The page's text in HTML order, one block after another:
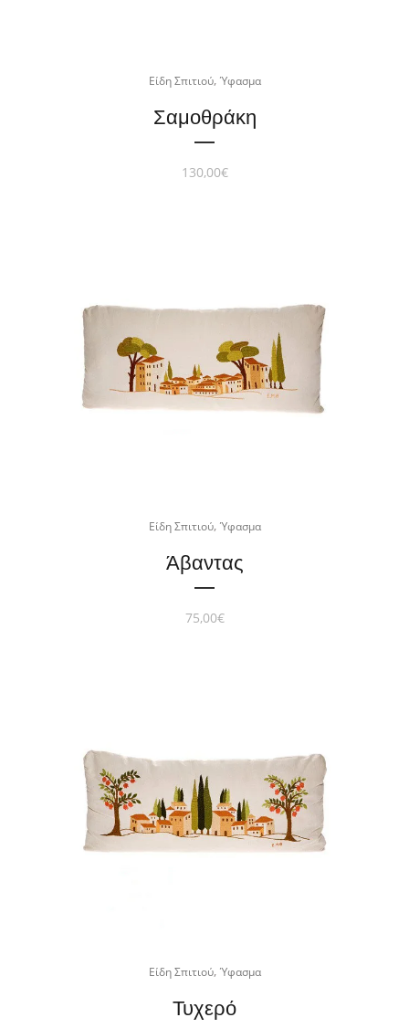
Είδη Σπιτιού, Ύφασμα
Σαμοθράκη
130,00€
Είδη Σπιτιού, Ύφασμα
Άβαντας
75,00€
Είδη Σπιτιού, Ύφασμα
Τυχερό